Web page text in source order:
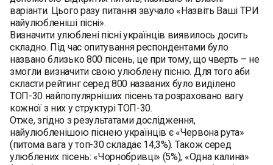
варіанти. Цього разу питання звучало «Назвіть Ваші ТРИ
найулюбленіші пісні».
Визначити улюблені пісні українців виявилось досить
складно. Під час опитування респондентами було
названо близько 800 пісень, це при тому, що чверть – не
змогли визначити свою улюблену пісню. Для того аби
скласти рейтинг серед 800 названих було виділено
ТОП-30 найпопулярніших пісень та розраховано вагу
кожної з них у структурі ТОП-30.
Отже, згідно з результатами дослідження,
найулюбленішою піснею українців є «Червона рута»
(питома вага у топ-30 складає 14,3%). Також серед
улюблених пісень: «Чорнобривці» (5%), «Одна калина»